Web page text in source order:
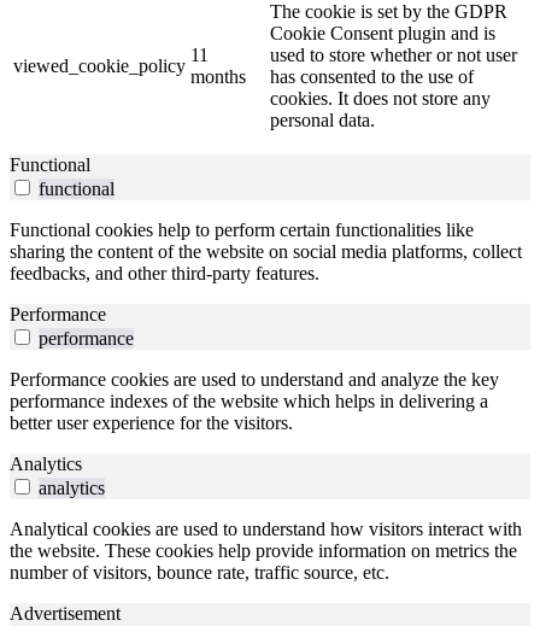
viewed_cookie_policy
11
months
The cookie is set by the GDPR
Cookie Consent plugin and is
used to store whether or not user
has consented to the use of
cookies. It does not store any
personal data.
Functional
functional
Functional cookies help to perform certain functionalities like
sharing the content of the website on social media platforms, collect
feedbacks, and other third-party features.
Performance
performance
Performance cookies are used to understand and analyze the key
performance indexes of the website which helps in delivering a
better user experience for the visitors.
Analytics
analytics
Analytical cookies are used to understand how visitors interact with
the website. These cookies help provide information on metrics the
number of visitors, bounce rate, traffic source, etc.
Advertisement